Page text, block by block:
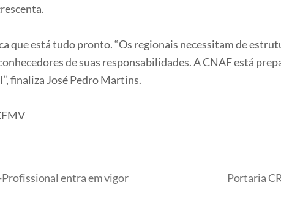
que está tudo pronto. “Os regionais necessitam de
de suas responsabilidades. A CNAF está
finaliza José Pedro Martins.
entra em vigor Portaria